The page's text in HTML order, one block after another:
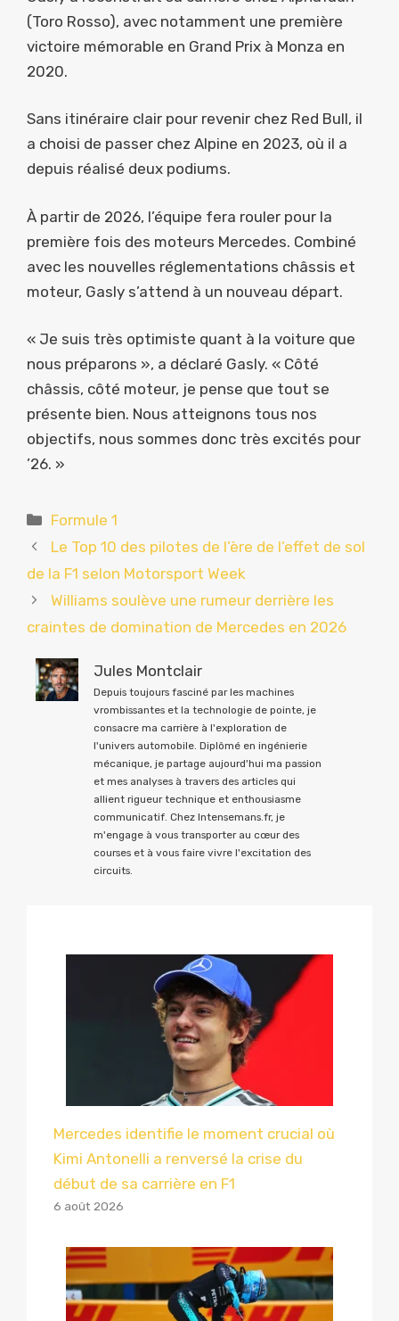
(Toro Rosso), avec notamment une première
victoire mémorable en Grand Prix à Monza en
2020.
Sans itinéraire clair pour revenir chez Red Bull, il
a choisi de passer chez Alpine en 2023, où il a
depuis réalisé deux podiums.
À partir de 2026, l’équipe fera rouler pour la
première fois des moteurs Mercedes. Combiné
avec les nouvelles réglementations châssis et
moteur, Gasly s’attend à un nouveau départ.
« Je suis très optimiste quant à la voiture que
nous préparons », a déclaré Gasly. « Côté
châssis, côté moteur, je pense que tout se
présente bien. Nous atteignons tous nos
objectifs, nous sommes donc très excités pour
’26. »
Catégories
Formule 1
Le Top 10 des pilotes de l’ère de l’effet de sol
de la F1 selon Motorsport Week
Williams soulève une rumeur derrière les
craintes de domination de Mercedes en 2026
Jules Montclair
Depuis toujours fasciné par les machines
vrombissantes et la technologie de pointe, je
consacre ma carrière à l'exploration de
l'univers automobile. Diplômé en ingénierie
mécanique, je partage aujourd'hui ma passion
et mes analyses à travers des articles qui
allient rigueur technique et enthousiasme
communicatif. Chez Intensemans.fr, je
m'engage à vous transporter au cœur des
courses et à vous faire vivre l'excitation des
circuits.
Mercedes identifie le moment crucial où
Kimi Antonelli a renversé la crise du
début de sa carrière en F1
6 août 2026